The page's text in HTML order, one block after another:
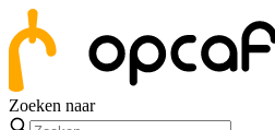
Zoeken naar